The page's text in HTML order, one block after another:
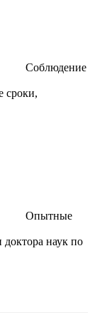
Соблюдение
сроки,
Опытные
наук по